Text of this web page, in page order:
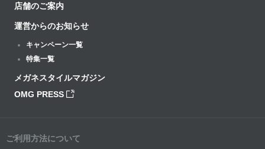
店舗のご案内
運営からのお知らせ
キャンペーン一覧
特集一覧
メガネスタイルマガジン
OMG PRESS
ご利用方法について